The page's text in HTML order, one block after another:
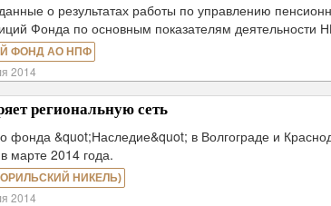
о результатах работы по управлению
Фонда по основным показателям деятельности
ФОНД АО НПФ
2014
региональную сеть
фонда &quot;Наследие&quot; в Волгограде и
марте 2014 года.
НИКЕЛЬ)
2014